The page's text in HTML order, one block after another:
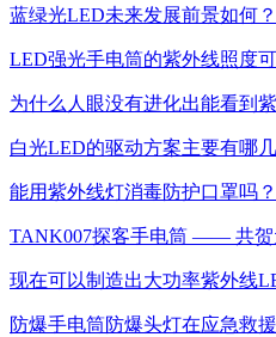
蓝绿光LED未来发展前景如何？
LED强光手电筒的紫外线照度
为什么人眼没有进化出能看到
白光LED的驱动方案主要有哪
能用紫外线灯消毒防护口罩吗？
TANK007探客手电筒 —— 共贺
现在可以制造出大功率紫外线
防爆手电筒防爆头灯在应急救